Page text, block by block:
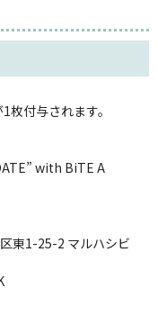
付与されます。
with BiTE A
東1-25-2 マルハシビ